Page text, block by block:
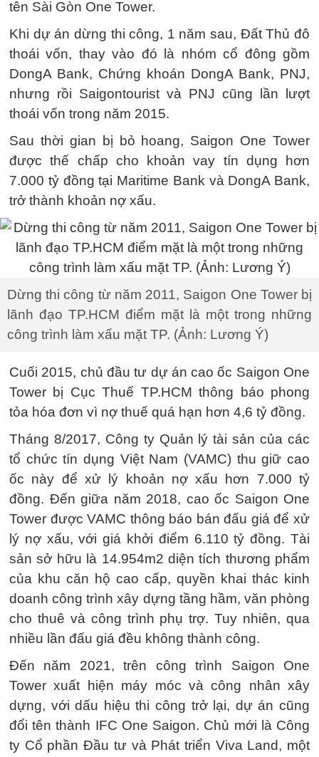
tên Sài Gòn One Tower.
Khi dự án dừng thi công, 1 năm sau, Đất Thủ đô
thoái vốn, thay vào đó là nhóm cổ đông gồm
DongA Bank, Chứng khoán DongA Bank, PNJ,
nhưng rồi Saigontourist và PNJ cũng lần lượt
thoái vốn trong năm 2015.
Sau thời gian bị bỏ hoang, Saigon One Tower
được thế chấp cho khoản vay tín dụng hơn
7.000 tỷ đồng tại Maritime Bank và DongA Bank,
trở thành khoản nợ xấu.
Dừng thi công từ năm 2011, Saigon One Tower bị
lãnh đạo TP.HCM điểm mặt là một trong những
công trình làm xấu mặt TP. (Ảnh: Lương Ý)
Cuối 2015, chủ đầu tư dự án cao ốc Saigon One
Tower bị Cục Thuế TP.HCM thông báo phong
tỏa hóa đơn vì nợ thuế quá hạn hơn 4,6 tỷ đồng.
Tháng 8/2017, Công ty Quản lý tài sản của các
tổ chức tín dụng Việt Nam (VAMC) thu giữ cao
ốc này để xử lý khoản nợ xấu hơn 7.000 tỷ
đồng. Đến giữa năm 2018, cao ốc Saigon One
Tower được VAMC thông báo bán đấu giá để xử
lý nợ xấu, với giá khởi điểm 6.110 tỷ đồng. Tài
sản sở hữu là 14.954m2 diện tích thương phẩm
của khu căn hộ cao cấp, quyền khai thác kinh
doanh công trình xây dựng tầng hầm, văn phòng
cho thuê và công trình phụ trợ. Tuy nhiên, qua
nhiều lần đấu giá đều không thành công.
Đến năm 2021, trên công trình Saigon One
Tower xuất hiện máy móc và công nhân xây
dựng, với dấu hiệu thi công trở lại, dự án cũng
đổi tên thành IFC One Saigon. Chủ mới là Công
ty Cổ phần Đầu tư và Phát triển Viva Land, một